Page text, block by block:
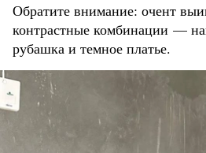
Обратите внимание: очент
контрастные комбинации —
рубашка и темное платье.